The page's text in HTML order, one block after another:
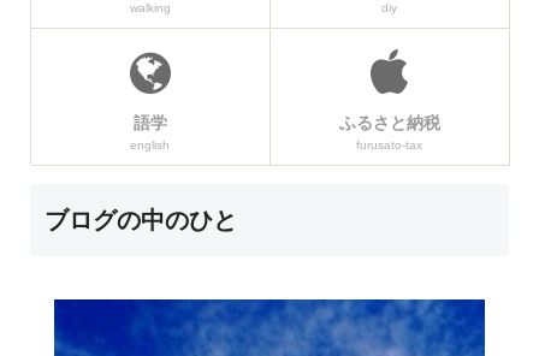
walking diy
語学
english
ふるさと納税
furusato-tax
ブログの中のひと